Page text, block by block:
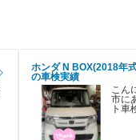
ホンダ N BOX(2018年
の車検実績
こん
市に
ト車